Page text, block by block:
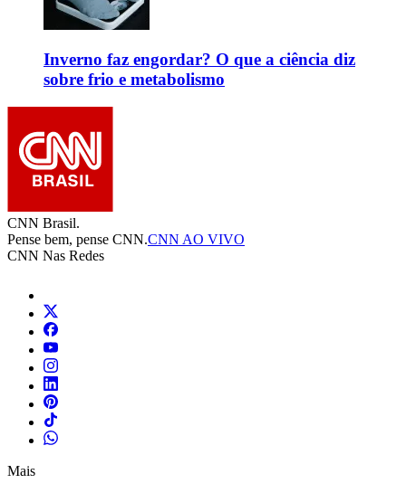
Inverno faz engordar? O que a ciência diz
sobre frio e metabolismo
CNN Brasil.
Pense bem, pense CNN.CNN AO VIVO
CNN Nas Redes
Mais